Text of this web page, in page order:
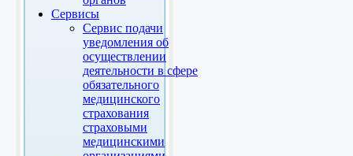
Сервисы
Сервис подачи
уведомления об
осуществлении
деятельности в сфере
обязательного
медицинского
страхования
страховыми
медицинскими